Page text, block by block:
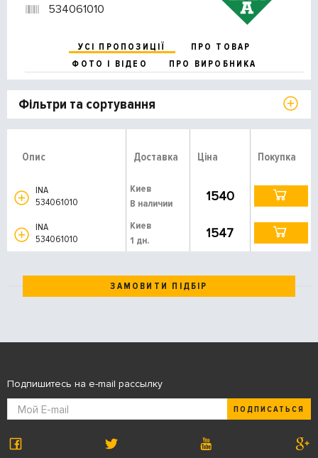
534061010
УСІ ПРОПОЗИЦІЇ
ПРО ТОВАР
ФОТО І ВІДЕО
ПРО ВИРОБНИКА
Фільтри та сортування
Опис Доставка Ціна Покупка
INA
534061010
Киев
В наличии
1540
INA
534061010
Киев
1 дн.
1547
ЗАМОВИТИ ПІДБІР
Подпишитесь на e-mail рассылку
ПОДПИСАТЬСЯ